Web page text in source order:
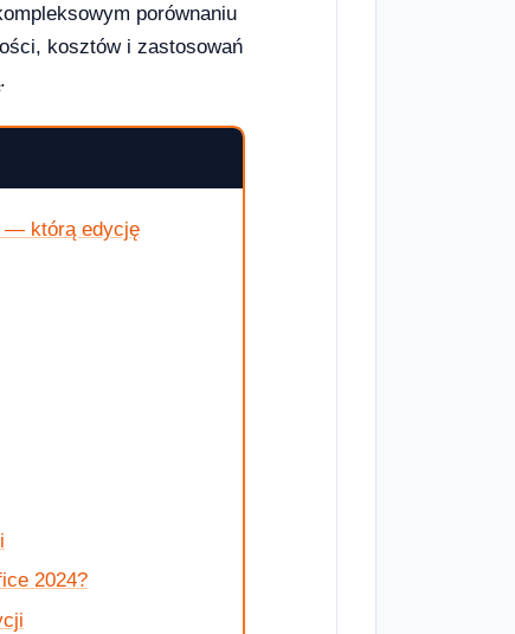
porównaniu
kosztów i zastosowań
— którą edycję
2024?